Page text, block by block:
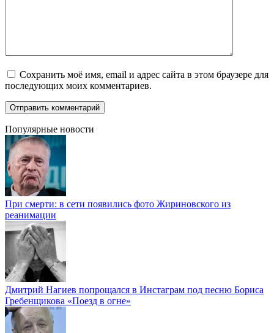
Сохранить моё имя, email и адрес сайта в этом браузере для
последующих моих комментариев.
Популярные новости
При смерти: в сети появились фото Жириновского из
реанимации
Дмитрий Нагиев попрощался в Инстаграм под песню Бориса
Гребенщикова «Поезд в огне»